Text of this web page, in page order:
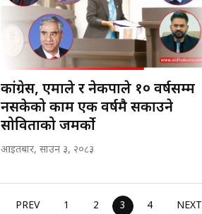
कांग्रेस, एमाले र नेकपाले १० वर्षसम्म
नसकेको काम एक वर्षमै सकाउने
सोविताको जमर्को
आइतबार, साउन ३, २०८३
PREV 1 2 3 4 NEXT